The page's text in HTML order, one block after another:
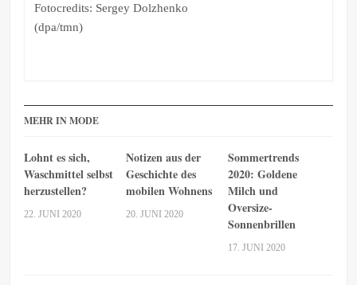
Fotocredits: Sergey Dolzhenko
(dpa/tmn)
MEHR IN MODE
Lohnt es sich,
Waschmittel selbst
herzustellen?
22. JUNI 2020
Notizen aus der
Geschichte des
mobilen Wohnens
20. JUNI 2020
Sommertrends
2020: Goldene
Milch und
Oversize-
Sonnenbrillen
17. JUNI 2020